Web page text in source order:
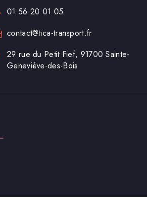
01 56 20 01 05
contact@tica-transport.fr
29 rue du Petit Fief, 91700 Sainte-
Geneviève-des-Bois